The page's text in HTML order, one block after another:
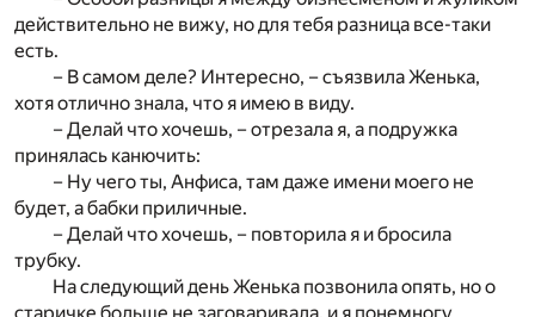
действительно не вижу, но для тебя разница все-таки
есть.
– В самом деле? Интересно, – съязвила Женька,
хотя отлично знала, что я имею в виду.
– Делай что хочешь, – отрезала я, а подружка
принялась канючить:
– Ну чего ты, Анфиса, там даже имени моего не
будет, а бабки приличные.
– Делай что хочешь, – повторила я и бросила
трубку.
На следующий день Женька позвонила опять, но о